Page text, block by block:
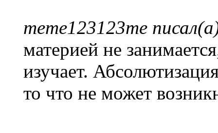
meme123123me
материей не
изучает.
то что не может